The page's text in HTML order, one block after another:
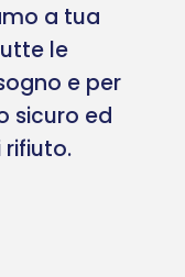
a tua
le
e per
sicuro ed